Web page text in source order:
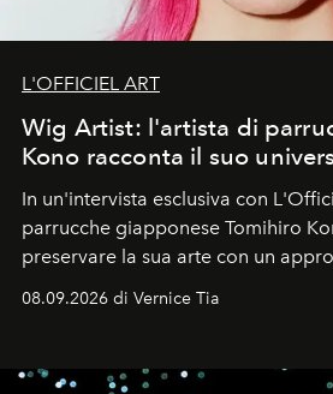
L'OFFICIEL ART
Wig Artist: l'artista di
Kono racconta il suo
In un'intervista esclusiva con
parrucche giapponese Tomihiro
preservare la sua arte con un
08.09.2026 di Vernice Tia